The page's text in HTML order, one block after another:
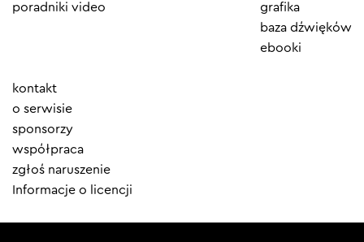
poradniki video
grafika
baza dźwięków
ebooki
Element
menu
kontakt
o serwisie
sponsorzy
współpraca
zgłoś naruszenie
Informacje o licencji